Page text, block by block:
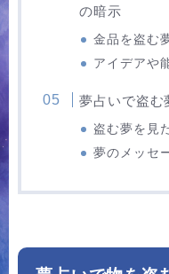
の暗示
金品を盗む
アイデアや
夢占いで盗む
盗む夢を見
夢のメッセ